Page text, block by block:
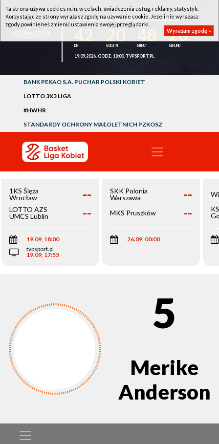
1KS ŚLĘZA WROCŁAW - LOTTO AZS UMCS LUBLIN
26
19.09.2026, GODZ. 18:00, TVPSPORT.PL
BANK PEKAO S.A. PUCHAR POLSKI KOBIET
LOTTO 3X3 LIGA
#HWHR
STANDARDY OCHRONY MAŁOLETNICH PZKOSZ
1KS Ślęza
Wrocław
--
LOTTO AZS
UMCS Lublin
--
19.09, 18:00
tvpsport.pl
19.09, 17:55
SKK Polonia
Warszawa
--
MKS Pruszków --
26.09, 00:00
5
Merike
Anderson
Ta strona używa cookies m.in. w celach: świadczenia usług, reklamy, statystyk.
Korzystając ze strony wyrażasz zgodę na używanie cookie. Jeżeli nie wyrażasz
zgody powinieneś zmienić ustawienia swojej przeglądarki.
Wyrażam zgodę »